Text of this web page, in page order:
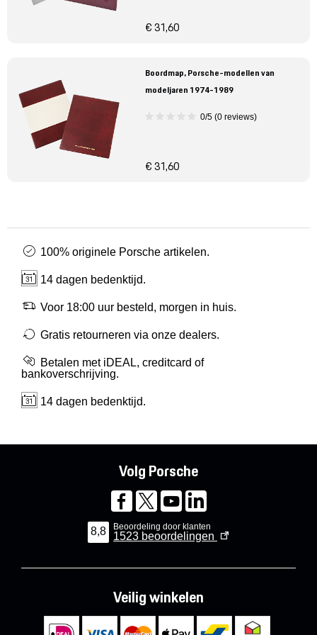
€ 31,60
Boordmap, Porsche-modellen van
modeljaren 1974-1989
0/5 (0 reviews)
€ 31,60
100% originele Porsche artikelen.
14 dagen bedenktijd.
Voor 18:00 uur besteld, morgen in huis.
Gratis retourneren via onze dealers.
Betalen met iDEAL, creditcard of
bankoverschrijving.
14 dagen bedenktijd.
Volg Porsche
8,8 Beoordeling door klanten
1523 beoordelingen
Veilig winkelen